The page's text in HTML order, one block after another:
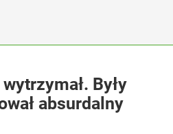
Były
absurdalny